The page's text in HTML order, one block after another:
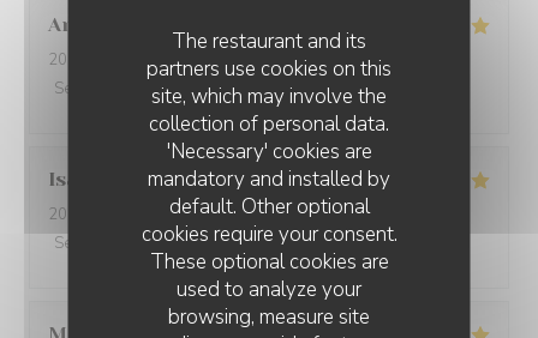
The restaurant and its
partners use cookies on this
site, which may involve the
collection of personal data.
'Necessary' cookies are
mandatory and installed by
default. Other optional
cookies require your consent.
These optional cookies are
used to analyze your
browsing, measure site
Anouk
2026-08-02
- 13:00 - Guests 3
Service
Ambiance: 5/5 Food:5/5 Value:
Isabelle
2026-08-01
- 19:00 - Guests 3
Service
Ambiance :4/5 Food: 4 /5 Value: 4/5